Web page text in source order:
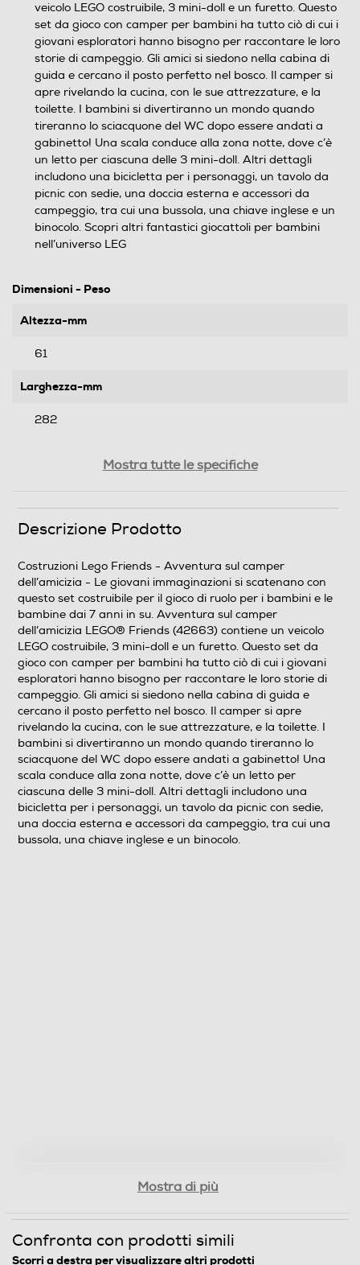
veicolo LEGO costruibile, 3 mini-doll e un furetto. Questo
set da gioco con camper per bambini ha tutto ciò di cui i
giovani esploratori hanno bisogno per raccontare le loro
storie di campeggio. Gli amici si siedono nella cabina di
guida e cercano il posto perfetto nel bosco. Il camper si
apre rivelando la cucina, con le sue attrezzature, e la
toilette. I bambini si divertiranno un mondo quando
tireranno lo sciacquone del WC dopo essere andati a
gabinetto! Una scala conduce alla zona notte, dove c’è
un letto per ciascuna delle 3 mini-doll. Altri dettagli
includono una bicicletta per i personaggi, un tavolo da
picnic con sedie, una doccia esterna e accessori da
campeggio, tra cui una bussola, una chiave inglese e un
binocolo. Scopri altri fantastici giocattoli per bambini
nell’universo LEG
Dimensioni - Peso
Altezza-mm
61
Larghezza-mm
282
Informazioni sulla sicurezza del prodotto
Clicca qui
Mostra tutte le specifiche
Descrizione Prodotto
Costruzioni Lego Friends - Avventura sul camper
dell’amicizia - Le giovani immaginazioni si scatenano con
questo set costruibile per il gioco di ruolo per i bambini e le
bambine dai 7 anni in su. Avventura sul camper
dell’amicizia LEGO® Friends (42663) contiene un veicolo
LEGO costruibile, 3 mini-doll e un furetto. Questo set da
gioco con camper per bambini ha tutto ciò di cui i giovani
esploratori hanno bisogno per raccontare le loro storie di
campeggio. Gli amici si siedono nella cabina di guida e
cercano il posto perfetto nel bosco. Il camper si apre
rivelando la cucina, con le sue attrezzature, e la toilette. I
bambini si divertiranno un mondo quando tireranno lo
sciacquone del WC dopo essere andati a gabinetto! Una
scala conduce alla zona notte, dove c’è un letto per
ciascuna delle 3 mini-doll. Altri dettagli includono una
bicicletta per i personaggi, un tavolo da picnic con sedie,
una doccia esterna e accessori da campeggio, tra cui una
bussola, una chiave inglese e un binocolo.
Mostra di più
Confronta con prodotti simili
Scorri a destra per visualizzare altri prodotti